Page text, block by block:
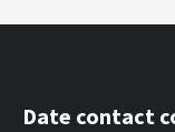
Date contact